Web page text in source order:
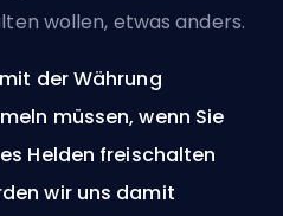
wollen, etwas anders.
der Währung
müssen, wenn Sie
Helden freischalten
wir uns damit